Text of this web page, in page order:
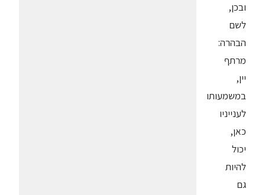
ובכן,
לשם
הבהרה:
מרתף
יין,
במשמעותו
לענייניו
כאן,
יכול
להיות
גם